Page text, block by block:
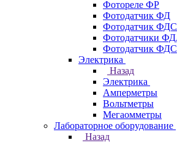
Фотореле ФР
Фотодатчик ФД
Фотодатчик
Фотодатчики
Фотодатчик ФДС
Электрика
Назад
Электрика
Амперметры
Вольтметры
Мегаомметры
Лабораторное оборудование
Назад